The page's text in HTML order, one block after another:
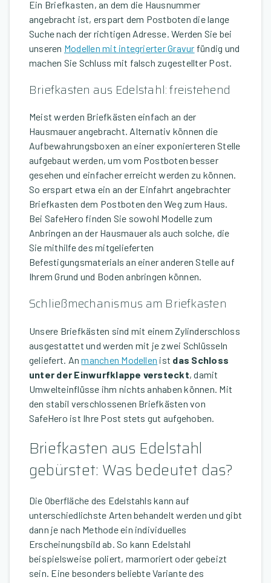
Ein Briefkasten, an dem die Hausnummer
angebracht ist, erspart dem Postboten die lange
Suche nach der richtigen Adresse. Werden Sie bei
unseren Modellen mit integrierter Gravur fündig und
machen Sie Schluss mit falsch zugestellter Post.
Briefkasten aus Edelstahl: freistehend
Meist werden Briefkästen einfach an der
Hausmauer angebracht. Alternativ können die
Aufbewahrungsboxen an einer exponierteren Stelle
aufgebaut werden, um vom Postboten besser
gesehen und einfacher erreicht werden zu können.
So erspart etwa ein an der Einfahrt angebrachter
Briefkasten dem Postboten den Weg zum Haus.
Bei SafeHero finden Sie sowohl Modelle zum
Anbringen an der Hausmauer als auch solche, die
Sie mithilfe des mitgelieferten
Befestigungsmaterials an einer anderen Stelle auf
Ihrem Grund und Boden anbringen können.
Schließmechanismus am Briefkasten
Unsere Briefkästen sind mit einem Zylinderschloss
ausgestattet und werden mit je zwei Schlüsseln
geliefert. Anmanchen Modellen ist das Schloss
unter der Einwurfklappe versteckt, damit
Umwelteinflüsse ihm nichts anhaben können. Mit
den stabil verschlossenen Briefkästen von
SafeHero ist Ihre Post stets gut aufgehoben.
Briefkasten aus Edelstahl
gebürstet: Was bedeutet das?
Die Oberfläche des Edelstahls kann auf
unterschiedlichste Arten behandelt werden und gibt
dann je nach Methode ein individuelles
Erscheinungsbild ab. So kann Edelstahl
beispielsweise poliert, marmoriert oder gebeizt
sein. Eine besonders beliebte Variante des